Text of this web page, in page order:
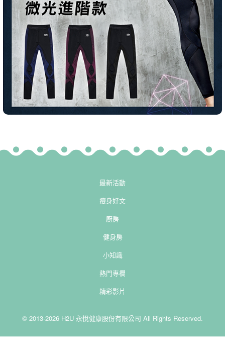
最新活動
瘦身好文
廚房
健身房
小知識
熱門專欄
精彩影片
© 2013-2026 H2U 永悅健康股份有限公司 All Rights Reserved.